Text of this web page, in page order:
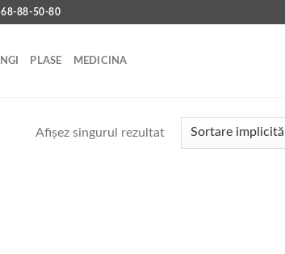
88-50-80
PLASE MEDICINA
Afișez singurul rezultat